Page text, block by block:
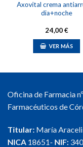
Axovital crema
dia+noche
24,00€
VER MÁS
Oficina de Farmacia
Farmacéuticos de
Titular: María
NICA 18651- NIF: